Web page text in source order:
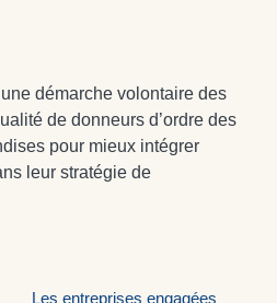
démarche volontaire des
de donneurs d’ordre des
pour mieux intégrer
leur stratégie de
Les entreprises engagées